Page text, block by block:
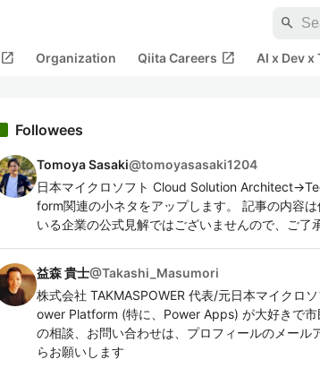
search
open_in_new Organization Qiita Careers open_in_new AI x Dev x
Followees
Tomoya Sasaki@tomoyasasaki1204
日本マイクロソフト Cloud Solution
form関連の小ネタをアップします。 記事の内容
いる企業の公式見解ではございませんので、ご了
益森 貴士@Takashi_Masumori
株式会社 TAKMASPOWER 代表/元日本マイクロ
ower Platform (特に、Power Apps) が大好きで
の相談、お問い合わせは、プロフィールのメー
らお願いします